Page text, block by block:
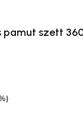
pamut szett